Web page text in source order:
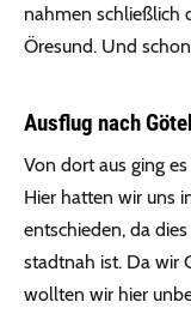
nahmen schließlich
Öresund. Und
Ausflug nach
Von dort aus ging
Hier hatten wir uns
entschieden, da
stadtnah ist. Da wir
wollten wir hier